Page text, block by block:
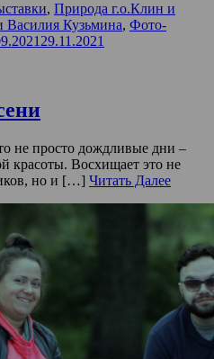
, Природа г.о.Клин и
Василия Кузьмина, Фото-
29.11.2021
не просто дождливые дни –
красоты. Восхищает это не
но и […] Читать Далее